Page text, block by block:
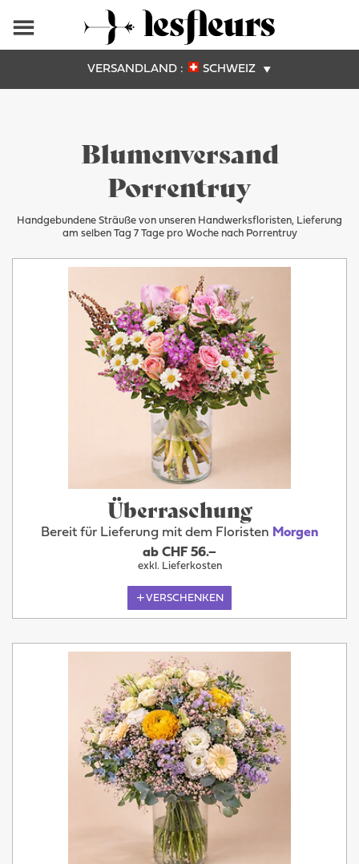
VERSANDLAND : SCHWEIZ
Blumenversand
Porrentruy
Handgebundene Sträuße von unseren Handwerksfloristen, Lieferung
am selben Tag 7 Tage pro Woche nach Porrentruy
Überraschung
Bereit für Lieferung mit dem Floristen Morgen
ab CHF 56.–
exkl. Lieferkosten
VERSCHENKEN